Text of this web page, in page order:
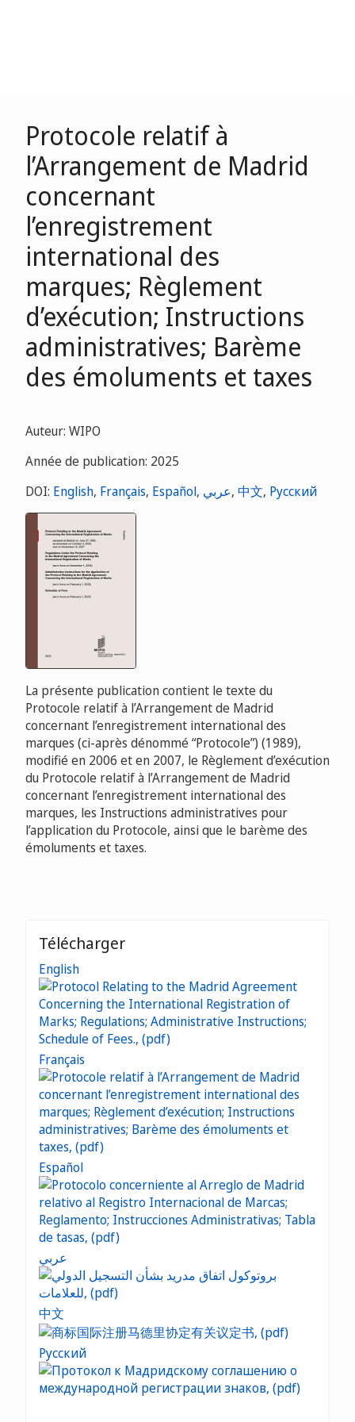
Protocole relatif à
l’Arrangement de Madrid
concernant
l’enregistrement
international des
marques; Règlement
d’exécution; Instructions
administratives; Barème
des émoluments et taxes
Auteur: WIPO
Année de publication: 2025
DOI: English, Français, Español, عربي, 中文, Русский
La présente publication contient le texte du
Protocole relatif à l’Arrangement de Madrid
concernant l’enregistrement international des
marques (ci-après dénommé “Protocole”) (1989),
modifié en 2006 et en 2007, le Règlement d’exécution
du Protocole relatif à l’Arrangement de Madrid
concernant l’enregistrement international des
marques, les Instructions administratives pour
l’application du Protocole, ainsi que le barème des
émoluments et taxes.
Télécharger
English
Français
Español
عربي
中文
Русский